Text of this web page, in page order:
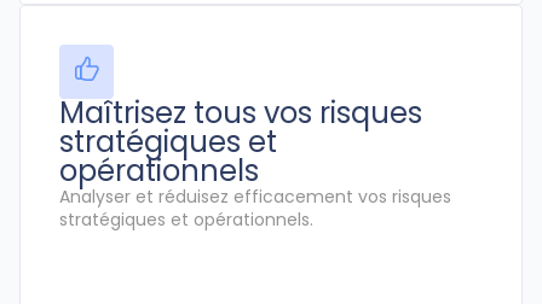
Maîtrisez tous vos risques
stratégiques et
opérationnels
Analyser et réduisez efficacement vos risques
stratégiques et opérationnels.